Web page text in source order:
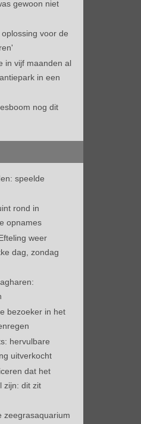
gewoon niet
voor de
in vijf maanden al
in een
nog dit
speelde
rond in
opnames
weer
dag, zondag
bezoeker in het
hervulbare
uitverkocht
dat het
zijn: dit zit
zeegrasaquarium